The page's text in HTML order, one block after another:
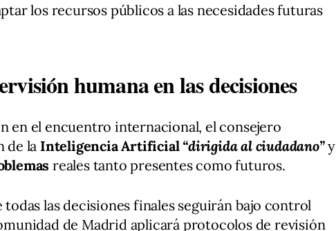
los recursos públicos a las necesidades futuras
humana en las decisiones
en el encuentro internacional, el consejero
de la Inteligencia Artificial “dirigida al ciudadano”y
reales tanto presentes como futuros.
todas las decisiones finales seguirán bajo control
de Madrid aplicará protocolos de revisión